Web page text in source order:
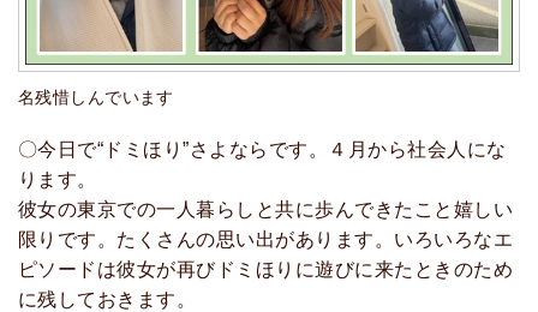
名残惜しんでいます
〇今日で“ドミほり”さよならです。４月から社会人にな
ります。
彼女の東京での一人暮らしと共に歩んできたこと嬉しい
限りです。たくさんの思い出があります。いろいろなエ
ピソードは彼女が再びドミほりに遊びに来たときのため
に残しておきます。